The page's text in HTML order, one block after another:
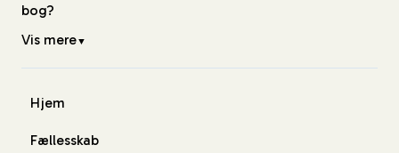
bog?
Vis mere▼
Hjem
Fællesskab